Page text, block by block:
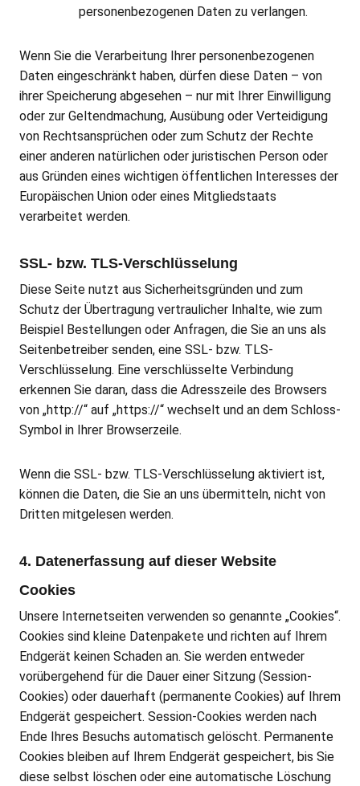
personenbezogenen Daten zu verlangen.
Wenn Sie die Verarbeitung Ihrer personenbezogenen
Daten eingeschränkt haben, dürfen diese Daten – von
ihrer Speicherung abgesehen – nur mit Ihrer Einwilligung
oder zur Geltendmachung, Ausübung oder Verteidigung
von Rechtsansprüchen oder zum Schutz der Rechte
einer anderen natürlichen oder juristischen Person oder
aus Gründen eines wichtigen öffentlichen Interesses der
Europäischen Union oder eines Mitgliedstaats
verarbeitet werden.
SSL- bzw. TLS-Verschlüsselung
Diese Seite nutzt aus Sicherheitsgründen und zum
Schutz der Übertragung vertraulicher Inhalte, wie zum
Beispiel Bestellungen oder Anfragen, die Sie an uns als
Seitenbetreiber senden, eine SSL- bzw. TLS-
Verschlüsselung. Eine verschlüsselte Verbindung
erkennen Sie daran, dass die Adresszeile des Browsers
von „http://“ auf „https://“ wechselt und an dem Schloss-
Symbol in Ihrer Browserzeile.
Wenn die SSL- bzw. TLS-Verschlüsselung aktiviert ist,
können die Daten, die Sie an uns übermitteln, nicht von
Dritten mitgelesen werden.
4. Datenerfassung auf dieser Website
Cookies
Unsere Internetseiten verwenden so genannte „Cookies“.
Cookies sind kleine Datenpakete und richten auf Ihrem
Endgerät keinen Schaden an. Sie werden entweder
vorübergehend für die Dauer einer Sitzung (Session-
Cookies) oder dauerhaft (permanente Cookies) auf Ihrem
Endgerät gespeichert. Session-Cookies werden nach
Ende Ihres Besuchs automatisch gelöscht. Permanente
Cookies bleiben auf Ihrem Endgerät gespeichert, bis Sie
diese selbst löschen oder eine automatische Löschung